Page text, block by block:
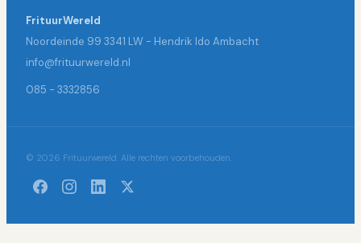
FrituurWereld
Noordeinde 99 3341 LW - Hendrik Ido Ambacht
info@frituurwereld.nl
085 - 3332856
© 2026 Frituurwereld. Alle rechten voorbehouden.